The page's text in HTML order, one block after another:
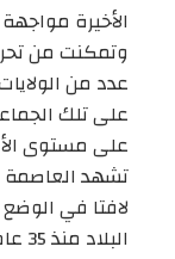
الأخيرة
وتمكنت من
عدد من
على تلك
على مستوى
تشهد العاصمة
لافتا في
البلاد منذ 35 عاما.